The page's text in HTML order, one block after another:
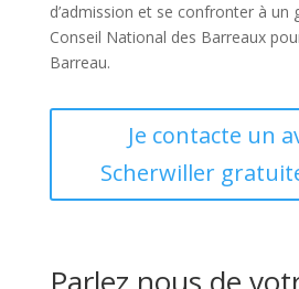
d’admission et se confronter à un
Conseil National des Barreaux
Barreau.
Je contacte un
Scherwiller